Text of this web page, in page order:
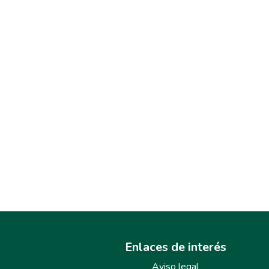
Enlaces de interés